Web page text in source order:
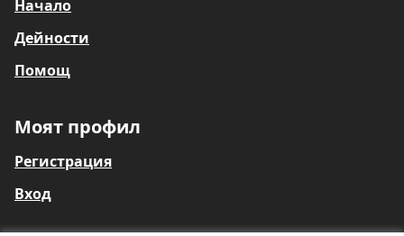
Начало
Дейности
Помощ
Моят профил
Регистрация
Вход